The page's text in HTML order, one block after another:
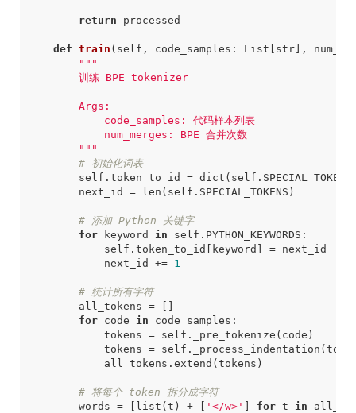
return processed
def train ( self , code_samples : List [ str],
        训练 BPE tokenizer
            code_samples: 代码样本列表
            num_merges: BPE 合并次数
        """
# 初始化词表
self . token_to_id = dict ( self . SPECIAL_TOKENS
next_id
= len ( self . SPECIAL_TOKENS )
# 添加 Python 关键字
for
keyword in self . PYTHON_KEYWORDS :
self . token_to_id [ keyword ] =
next_id
next_id
+= 1
# 统计所有字符
all_tokens =
[]
for
code in code_samples :
tokens = self . _pre_tokenize ( code )
tokens = self . _process_indentation (
all_tokens . extend (tokens )
# 将每个 token 拆分成字符
words = [ list (t ) + [ '</w>' ] for t in